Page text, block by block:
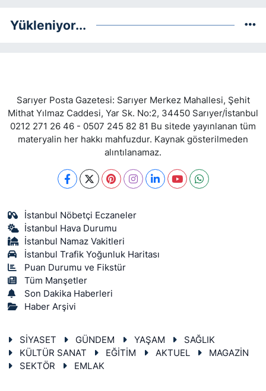
Yükleniyor...
Sarıyer Posta Gazetesi: Sarıyer Merkez Mahallesi, Şehit
Mithat Yılmaz Caddesi, Yar Sk. No:2, 34450 Sarıyer/İstanbul
0212 271 26 46 - 0507 245 82 81 Bu sitede yayınlanan tüm
materyalin her hakkı mahfuzdur. Kaynak gösterilmeden
alıntılanamaz.
İstanbul Nöbetçi Eczaneler
İstanbul Hava Durumu
İstanbul Namaz Vakitleri
İstanbul Trafik Yoğunluk Haritası
Puan Durumu ve Fikstür
Tüm Manşetler
Son Dakika Haberleri
Haber Arşivi
SİYASET GÜNDEM YAŞAM
SAĞLIK
KÜLTÜR SANAT
EĞİTİM AKTUEL
MAGAZİN
SEKTÖR
EMLAK